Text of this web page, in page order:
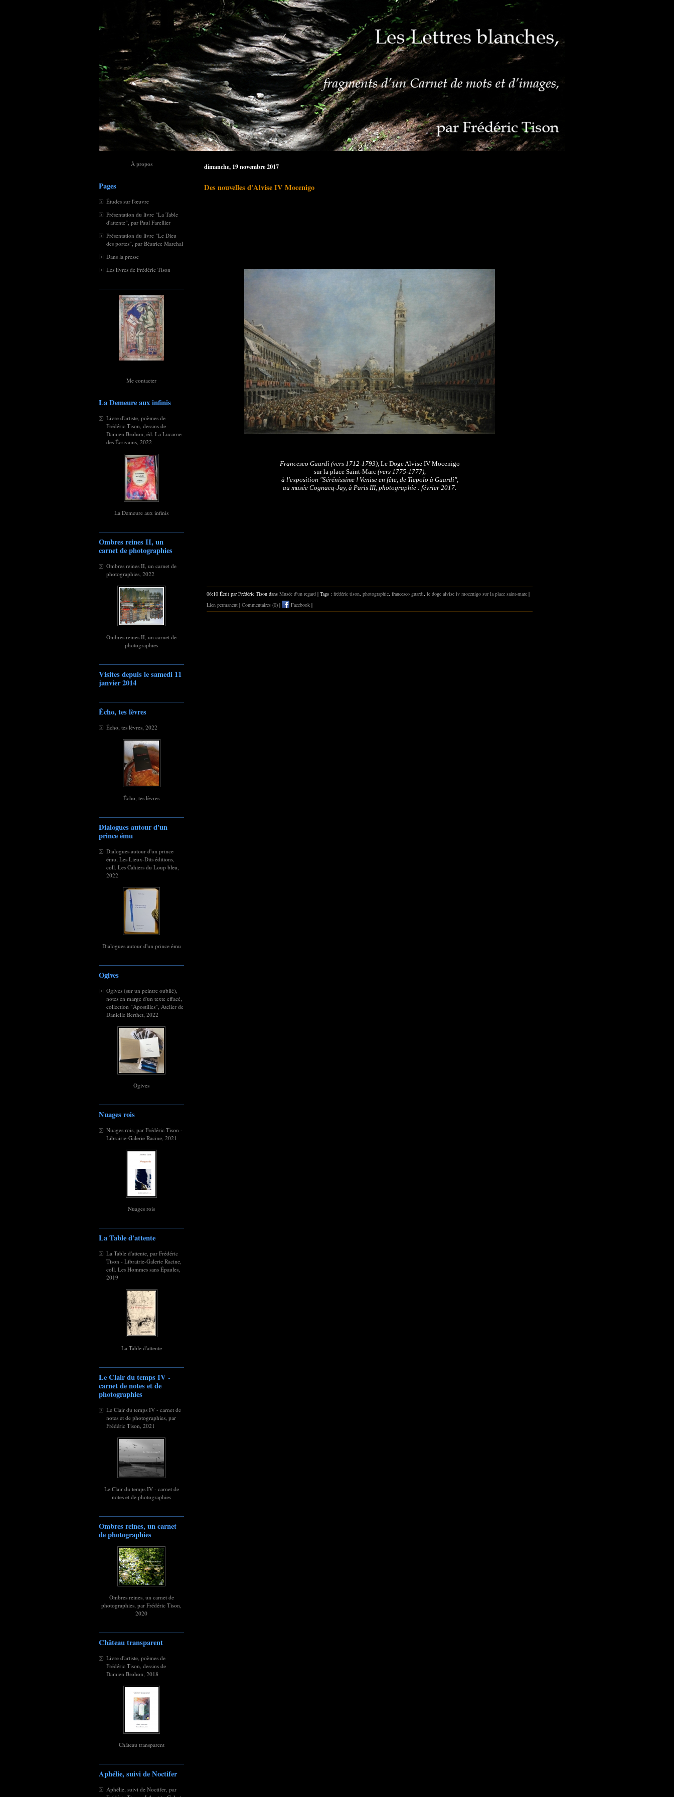
À propos
Pages
Études sur l'œuvre
Présentation du livre "La Table
d'attente", par Paul Farellier
Présentation du livre "Le Dieu
des portes", par Béatrice Marchal
Dans la presse
Les livres de Frédéric Tison
Me contacter
La Demeure aux infinis
Livre d'artiste, poèmes de
Frédéric Tison, dessins de
Damien Brohon, éd. La Lucarne
des Écrivains, 2022
La Demeure aux infinis
Ombres reines II, un
carnet de photographies
Ombres reines II, un carnet de
photographies, 2022
Ombres reines II, un carnet de
photographies
Visites depuis le samedi 11
janvier 2014
Écho, tes lèvres
Écho, tes lèvres, 2022
Écho, tes lèvres
Dialogues autour d'un
prince ému
Dialogues autour d'un prince
ému, Les Lieux-Dits éditions,
coll. Les Cahiers du Loup bleu,
2022
Dialogues autour d'un prince ému
Ogives
Ogives (sur un peintre oublié),
notes en marge d'un texte effacé,
collection "Apostilles", Atelier de
Danielle Berthet, 2022
Ogives
Nuages rois
Nuages rois, par Frédéric Tison -
Librairie-Galerie Racine, 2021
Nuages rois
La Table d'attente
La Table d'attente, par Frédéric
Tison - Librairie-Galerie Racine,
coll. Les Hommes sans Épaules,
2019
La Table d'attente
Le Clair du temps IV -
carnet de notes et de
photographies
Le Clair du temps IV - carnet de
notes et de photographies, par
Frédéric Tison, 2021
Le Clair du temps IV - carnet de
notes et de photographies
Ombres reines, un carnet
de photographies
Ombres reines, un carnet de
photographies, par Frédéric Tison,
2020
Château transparent
Livre d'artiste, poèmes de
Frédéric Tison, dessins de
Damien Brohon, 2018
Château transparent
Aphélie, suivi de Noctifer
Aphélie, suivi de Noctifer, par
dimanche, 19 novembre 2017
Des nouvelles d'Alvise IV Mocenigo
Francesco Guardi (vers 1712-1793), Le Doge Alvise IV Mocenigo
sur la place Saint-Marc(vers 1775-1777),
à l'exposition "Sérénissime ! Venise en fête, de Tiepolo à Guardi",
au musée Cognacq-Jay, à Paris III, photographie : février 2017.
06:10 Écrit par Frédéric Tison dans Musée d'un regard | Tags : frédéric tison photographie francesco guardi le doge alvise iv mocenigo sur la place saint-marc |
Lien permanent | Commentaires (0) | Facebook |